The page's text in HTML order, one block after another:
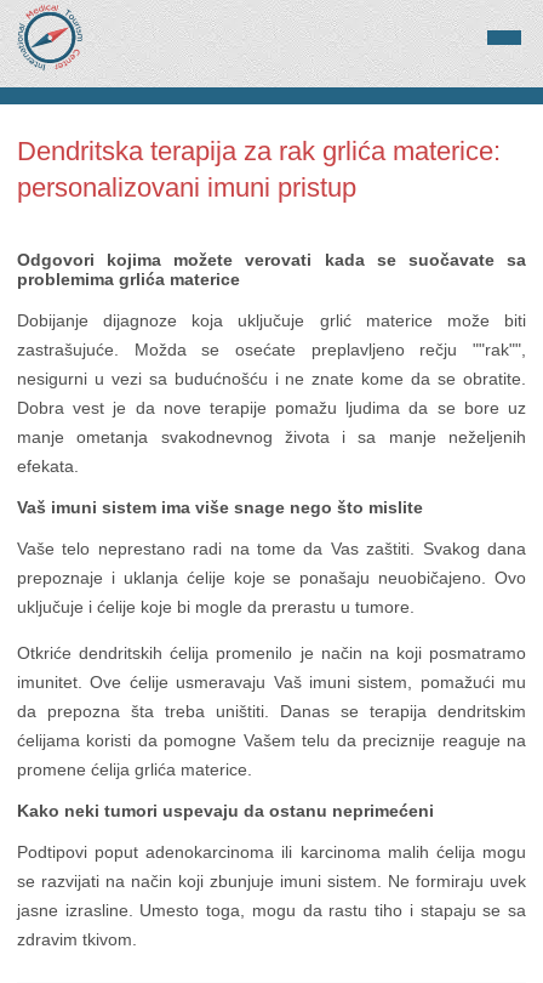
Dendritska terapija za rak grlića materice:
personalizovani imuni pristup
Odgovori kojima možete verovati kada se suočavate sa
problemima grlića materice
Dobijanje dijagnoze koja uključuje grlić materice može biti
zastrašujuće. Možda se osećate preplavljeno rečju ""rak"",
nesigurni u vezi sa budućnošću i ne znate kome da se obratite.
Dobra vest je da nove terapije pomažu ljudima da se bore uz
manje ometanja svakodnevnog života i sa manje neželjenih
efekata.
Vaš imuni sistem ima više snage nego što mislite
Vaše telo neprestano radi na tome da Vas zaštiti. Svakog dana
prepoznaje i uklanja ćelije koje se ponašaju neuobičajeno. Ovo
uključuje i ćelije koje bi mogle da prerastu u tumore.
Otkriće dendritskih ćelija promenilo je način na koji posmatramo
imunitet. Ove ćelije usmeravaju Vaš imuni sistem, pomažući mu
da prepozna šta treba uništiti. Danas se terapija dendritskim
ćelijama koristi da pomogne Vašem telu da preciznije reaguje na
promene ćelija grlića materice.
Kako neki tumori uspevaju da ostanu neprimećeni
Podtipovi poput adenokarcinoma ili karcinoma malih ćelija mogu
se razvijati na način koji zbunjuje imuni sistem. Ne formiraju uvek
jasne izrasline. Umesto toga, mogu da rastu tiho i stapaju se sa
zdravim tkivom.